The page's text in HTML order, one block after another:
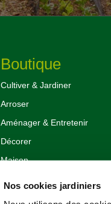
Nos cookies jardiniers
Boutique
Cultiver & Jardiner
Arroser
Aménager & Entretenir
Décorer
Maison